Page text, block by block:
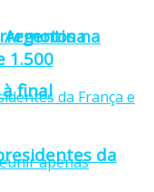
Argentina
final
na
1.500
da